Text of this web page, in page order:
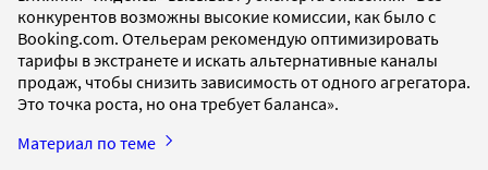
конкурентов возможны высокие комиссии, как было с
Booking.com. Отельерам рекомендую оптимизировать
тарифы в экстранете и искать альтернативные каналы
продаж, чтобы снизить зависимость от одного агрегатора.
Это точка роста, но она требует баланса».
Материал по теме